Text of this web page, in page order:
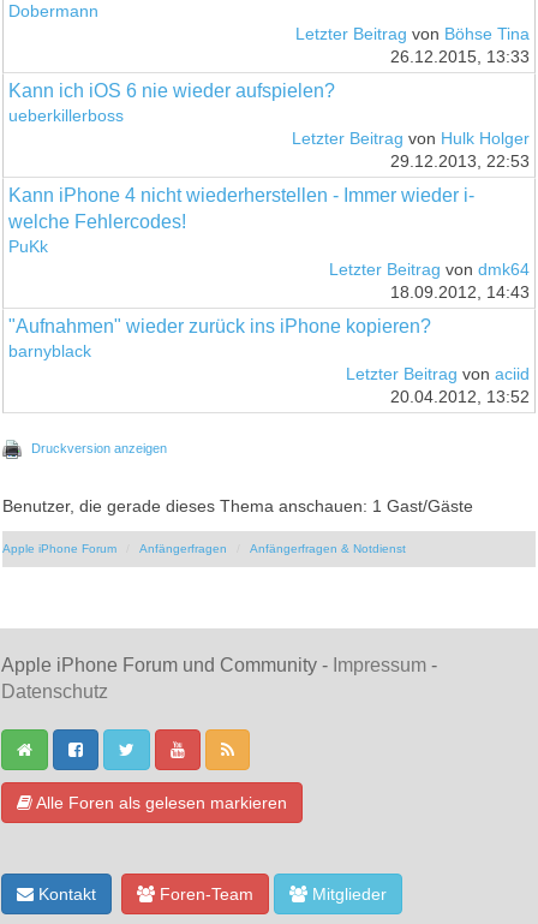
Dobermann
Letzter Beitrag von Böhse Tina
26.12.2015, 13:33
Kann ich iOS 6 nie wieder aufspielen?
ueberkillerboss
Letzter Beitrag von Hulk Holger
29.12.2013, 22:53
Kann iPhone 4 nicht wiederherstellen - Immer wieder i-
welche Fehlercodes!
PuKk
Letzter Beitrag von dmk64
18.09.2012, 14:43
"Aufnahmen" wieder zurück ins iPhone kopieren?
barnyblack
Letzter Beitrag von aciid
20.04.2012, 13:52
Druckversion anzeigen
Benutzer, die gerade dieses Thema anschauen: 1 Gast/Gäste
Apple iPhone Forum Anfängerfragen Anfängerfragen & Notdienst
Apple iPhone Forum und Community - Impressum -
Datenschutz
Alle Foren als gelesen markieren
Kontakt Foren-Team Mitglieder